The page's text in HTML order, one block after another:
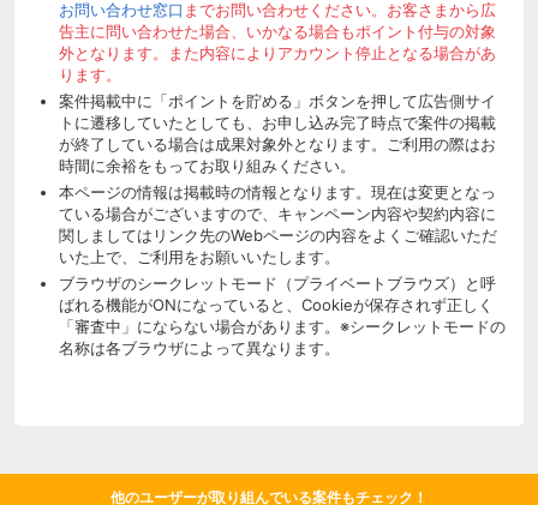
お問い合わせ窓口 までお問い合わせください。お客さまから広
告主に問い合わせた場合、いかなる場合もポイント付与の対象
外となります。また内容によりアカウント停止となる場合があ
ります。
案件掲載中に「ポイントを貯める」ボタンを押して広告側サイ
トに遷移していたとしても、お申し込み完了時点で案件の掲載
が終了している場合は成果対象外となります。ご利用の際はお
時間に余裕をもってお取り組みください。
本ページの情報は掲載時の情報となります。現在は変更となっ
ている場合がございますので、キャンペーン内容や契約内容に
関しましてはリンク先のWebページの内容をよくご確認いただ
いた上で、ご利用をお願いいたします。
ブラウザのシークレットモード（プライベートブラウズ）と呼
ばれる機能がONになっていると、Cookieが保存されず正しく
「審査中」にならない場合があります。※シークレットモードの
名称は各ブラウザによって異なります。
他のユーザーが取り組んでいる案件もチェック！